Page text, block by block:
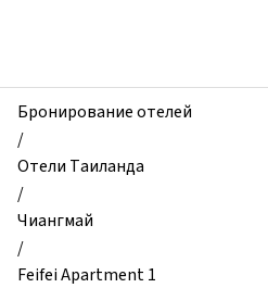
и
квартиры,
Feifei
Apartment
1,
Чиангмай,
Таиланд
Бронирование отелей
/
Отели Таиланда
/
Чиангмай
/
Feifei Apartment 1